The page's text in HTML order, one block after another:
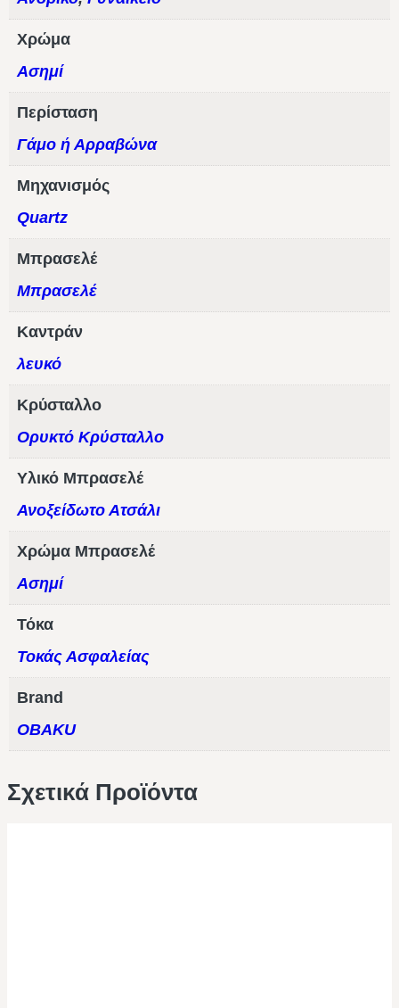
Χρώμα
Ασημί
Περίσταση
Γάμο ή Αρραβώνα
Μηχανισμός
Quartz
Μπρασελέ
Μπρασελέ
Καντράν
λευκό
Κρύσταλλο
Ορυκτό Κρύσταλλο
Υλικό Μπρασελέ
Ανοξείδωτο Ατσάλι
Χρώμα Μπρασελέ
Ασημί
Τόκα
Τοκάς Ασφαλείας
Brand
OBAKU
Σχετικά Προϊόντα